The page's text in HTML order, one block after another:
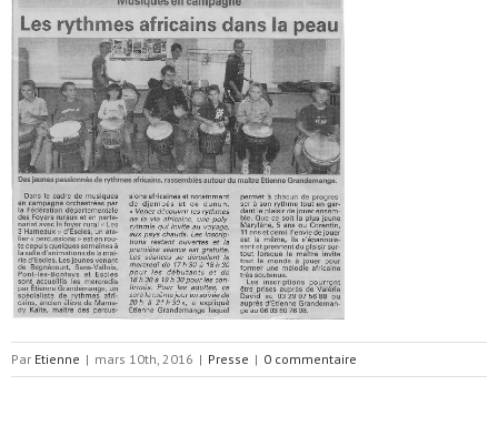
Par Etienne | mars 10th, 2016 | Presse | 0 commentaire